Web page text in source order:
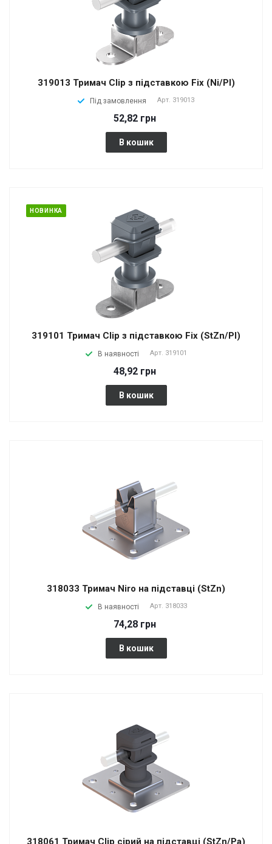
319013 Тримач Clip з підставкою Fix (Ni/Pl)
Під замовлення Арт. 319013
52,82 грн
В кошик
НОВИНКА
319101 Тримач Clip з підставкою Fix (StZn/Pl)
В наявності Арт. 319101
48,92 грн
В кошик
318033 Тримач Niro на підставці (StZn)
В наявності Арт. 318033
74,28 грн
В кошик
318061 Тримач Сlip сірий на підставці (StZn/Pa)